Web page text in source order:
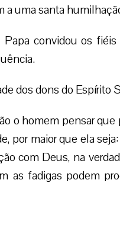
a uma santa
Papa convidou os
dos dons do Espírito
o homem pensar
por maior que ela
com Deus, na
as fadigas podem